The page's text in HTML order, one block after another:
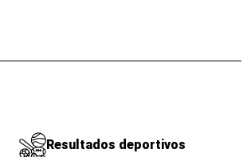
Resultados deportivos